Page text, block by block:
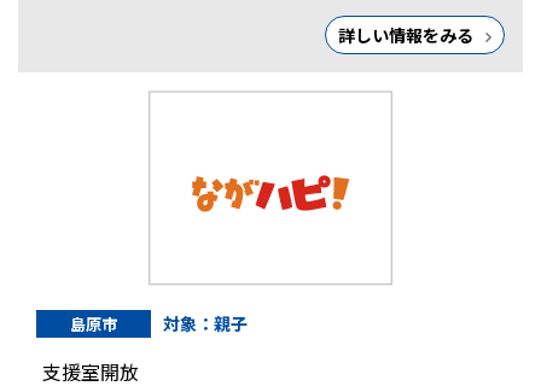
詳しい情報をみる
島原市 対象：親子
支援室開放